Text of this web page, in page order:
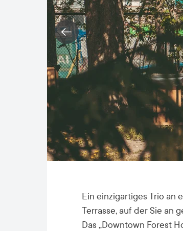
Ein einzigartiges Trio an
Terrasse, auf der Sie an
Das „Downtown Forest